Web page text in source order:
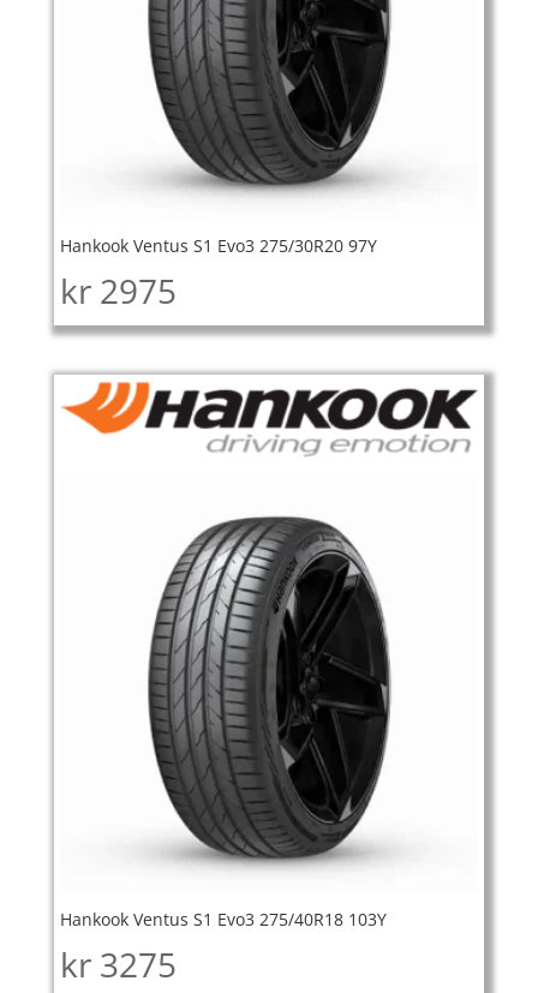
Hankook Ventus S1 Evo3 275/30R20 97Y
kr 2975
Hankook Ventus S1 Evo3 275/40R18 103Y
kr 3275